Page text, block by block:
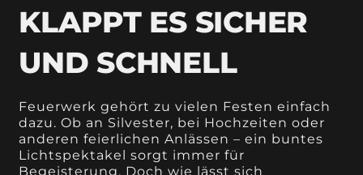
KLAPPT ES SICHER
UND SCHNELL
Feuerwerk gehört zu vielen Festen einfach
dazu. Ob an Silvester, bei Hochzeiten oder
anderen feierlichen Anlässen – ein buntes
Lichtspektakel sorgt immer für
Begeisterung. Doch wie lässt sich